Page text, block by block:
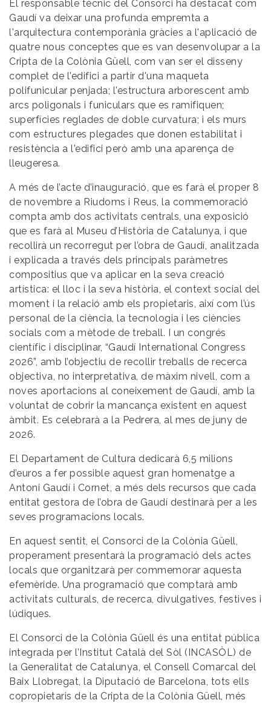
El responsable tècnic del Consorci ha destacat com
Gaudí va deixar una profunda empremta a
l'arquitectura contemporània gràcies a l'aplicació de
quatre nous conceptes que es van desenvolupar a la
Cripta de la Colònia Güell, com van ser el disseny
complet de l'edifici a partir d'una maqueta
polifunicular penjada; l'estructura arborescent amb
arcs poligonals i funiculars que es ramifiquen;
superfícies reglades de doble curvatura; i els murs
com estructures plegades que donen estabilitat i
resistència a l'edifici però amb una aparença de
lleugeresa.
A més de l’acte d’inauguració, que es farà el proper 8
de novembre a Riudoms i Reus, la commemoració
compta amb dos activitats centrals, una exposició
que es farà al Museu d’Història de Catalunya, i que
recollirà un recorregut per l’obra de Gaudí, analitzada
i explicada a través dels principals paràmetres
compositius que va aplicar en la seva creació
artística: el lloc i la seva història, el context social del
moment i la relació amb els propietaris, així com l’ús
personal de la ciència, la tecnologia i les ciències
socials com a mètode de treball. I un congrés
científic i disciplinar, “Gaudí International Congress
2026”, amb l’objectiu de recollir treballs de recerca
objectiva, no interpretativa, de màxim nivell, com a
noves aportacions al coneixement de Gaudí, amb la
voluntat de cobrir la mancança existent en aquest
àmbit. Es celebrarà a la Pedrera, al mes de juny de
2026.
El Departament de Cultura dedicarà 6,5 milions
d’euros a fer possible aquest gran homenatge a
Antoni Gaudí i Cornet, a més dels recursos que cada
entitat gestora de l’obra de Gaudí destinarà per a les
seves programacions locals.
En aquest sentit, el Consorci de la Colònia Güell,
properament presentarà la programació dels actes
locals que organitzarà per commemorar aquesta
efemèride. Una programació que comptarà amb
activitats culturals, de recerca, divulgatives, festives i
lúdiques.
El Consorci de la Colònia Güell és una entitat pública
integrada per l’Institut Català del Sòl (INCASÒL) de
la Generalitat de Catalunya, el Consell Comarcal del
Baix Llobregat, la Diputació de Barcelona, tots ells
copropietaris de la Cripta de la Colònia Güell, més